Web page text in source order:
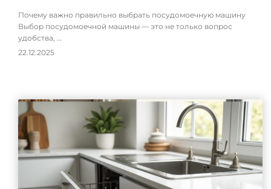
Почему важно правильно выбрать посудомоечную машину
Выбор посудомоечной машины — это не только вопрос
удобства, …
22.12.2025